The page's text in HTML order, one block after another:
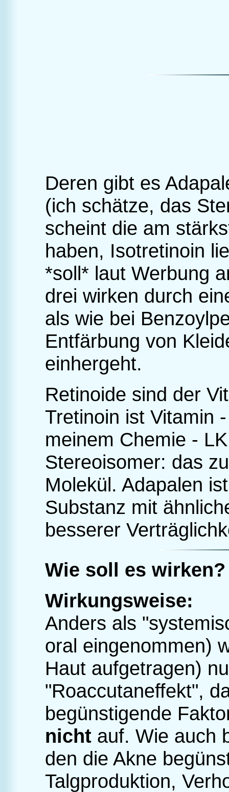
Deren gibt es
(ich schätze, das
scheint die am
haben, Isotretinoin
*soll* laut Werbung
drei wirken durch ein
als wie bei
Entfärbung von
einhergeht.
Retinoide sind der
Tretinoin ist Vitamin
meinem Chemie -
Stereoisomer: das
Molekül. Adapalen
Substanz mit
besserer
Wie soll es wirken?
Wirkungsweise:
Anders als
oral eingenommen)
Haut aufgetragen)
"Roaccutaneffekt",
begünstigende
nicht auf. Wie auch
den die Akne
Talgproduktion,